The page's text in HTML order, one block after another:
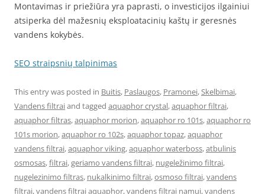
Montavimas ir priežiūra yra paprasti, o investicijos ilgainiui
atsiperka dėl mažesnių eksploatacinių kaštų ir geresnės
vandens kokybės.
SEO straipsnių talpinimas
This entry was posted in Buitis, Paslaugos, Pramonei,Skelbimai,
Vandens filtraiand tagged aquaphor crystal,aquaphor filtrai,
aquaphor filtras,aquaphor morion,aquaphor ro 101s,aquaphor ro
101s morion,aquaphor ro 102s,aquaphor topaz,aquaphor
vandens filtrai,aquaphor viking,aquaphor waterboss,atbulinis
osmosas,filtrai,geriamo vandens filtrai, nugeležinimo filtrai,
nugelezinimo filtras, nukalkinimo filtrai,osmoso filtrai,vandens
filtrai,vandens filtrai aquaphor,vandens filtrai namui,vandens